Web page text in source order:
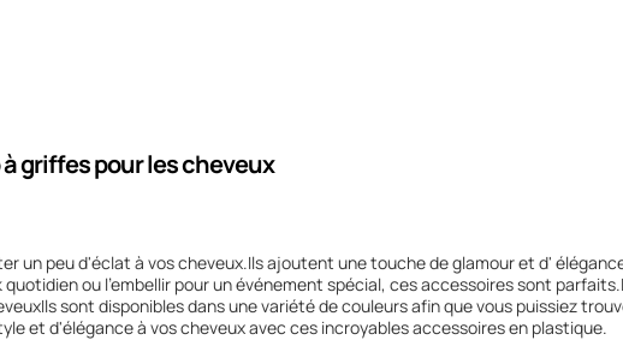
griffes pour les cheveux
un peu d'éclat à vos cheveux.Ils ajoutent une touche de glamour et d'
ou l'embellir pour un événement spécial, ces accessoires sont
sont disponibles dans une variété de couleurs afin que vous puissiez
et d'élégance à vos cheveux avec ces incroyables accessoires en plastique.